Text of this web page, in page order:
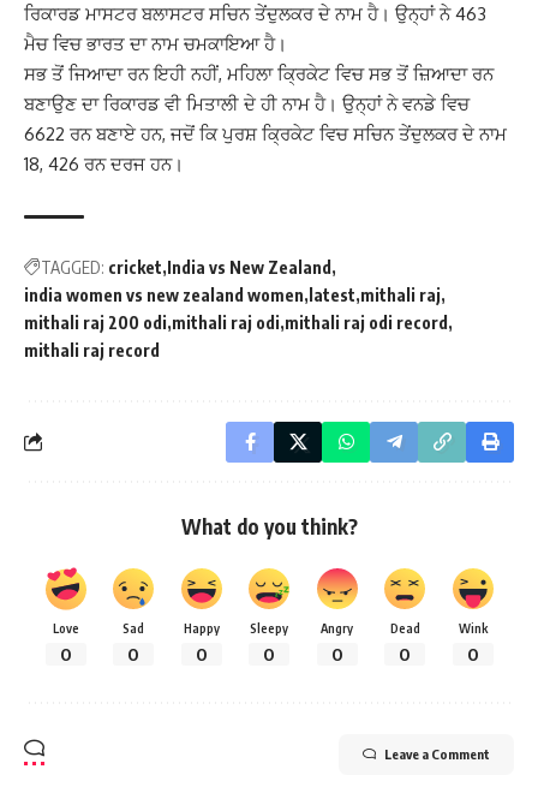
ਰਿਕਾਰਡ ਮਾਸਟਰ ਬਲਾਸਟਰ ਸਚਿਨ ਤੇਂਦੁਲਕਰ ਦੇ ਨਾਮ ਹੈ। ਉਨ੍ਹਾਂ ਨੇ 463
ਮੈਚ ਵਿਚ ਭਾਰਤ ਦਾ ਨਾਮ ਚਮਕਾਇਆ ਹੈ।
ਸਭ ਤੋਂ ਜਿਆਦਾ ਰਨ ਇਹੀ ਨਹੀਂ, ਮਹਿਲਾ ਕ੍ਰਿਕੇਟ ਵਿਚ ਸਭ ਤੋਂ ਜ਼ਿਆਦਾ ਰਨ
ਬਣਾਉਣ ਦਾ ਰਿਕਾਰਡ ਵੀ ਮਿਤਾਲੀ ਦੇ ਹੀ ਨਾਮ ਹੈ। ਉਨ੍ਹਾਂ ਨੇ ਵਨਡੇ ਵਿਚ
6622 ਰਨ ਬਣਾਏ ਹਨ, ਜਦੋਂ ਕਿ ਪੁਰਸ਼ ਕ੍ਰਿਕੇਟ ਵਿਚ ਸਚਿਨ ਤੇਂਦੁਲਕਰ ਦੇ ਨਾਮ
18, 426 ਰਨ ਦਰਜ ਹਨ।
TAGGED: cricket India vs New Zealand
india women vs new zealand women latest mithali raj
mithali raj 200 odi mithali raj odi mithali raj odi record
mithali raj record
What do you think?
Love
0
Sad
0
Happy
0
Sleepy
0
Angry
0
Dead
0
Wink
0
Leave a Comment